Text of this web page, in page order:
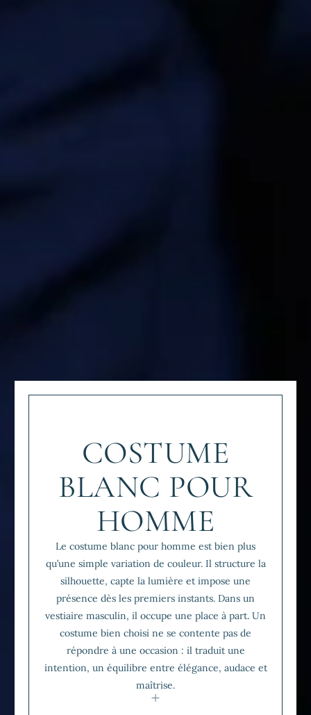
COSTUME
BLANC POUR
HOMME
Le costume blanc pour homme est bien plus
qu’une simple variation de couleur. Il structure la
silhouette, capte la lumière et impose une
présence dès les premiers instants. Dans un
vestiaire masculin, il occupe une place à part. Un
costume bien choisi ne se contente pas de
répondre à une occasion : il traduit une
intention, un équilibre entre élégance, audace et
maîtrise.